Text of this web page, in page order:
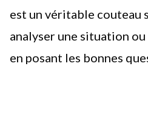
est un véritable couteau
analyser une situation
en posant les bonnes